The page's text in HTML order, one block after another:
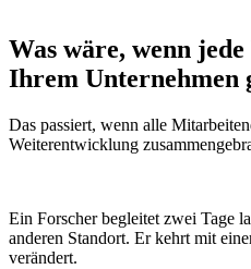
Was wäre, wenn
Ihrem Unternehmen
Das passiert, wenn alle
Weiterentwicklung
Ein Forscher begleitet zwei Tage
anderen Standort. Er kehrt mit
verändert.